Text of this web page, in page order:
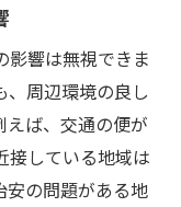
ミングの見極
ンサイトを得
の住まいを手
影響は無視できま
周辺環境の良し
ば、交通の便が
接している地域は
安の問題がある地